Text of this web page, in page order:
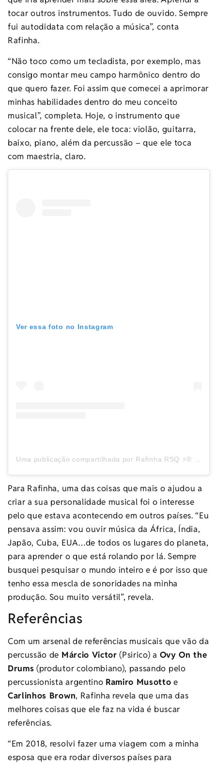
tocar outros instrumentos. Tudo de ouvido. Sempre
fui autodidata com relação a música”, conta
Rafinha.
“Não toco como um tecladista, por exemplo, mas
consigo montar meu campo harmônico dentro do
que quero fazer. Foi assim que comecei a aprimorar
minhas habilidades dentro do meu conceito
musical”, completa. Hoje, o instrumento que
colocar na frente dele, ele toca: violão, guitarra,
baixo, piano, além da percussão – que ele toca
com maestria, claro.
Ver essa foto no Instagram
Para Rafinha, uma das coisas que mais o ajudou a
criar a sua personalidade musical foi o interesse
pelo que estava acontecendo em outros países. “Eu
pensava assim: vou ouvir música da África, Índia,
Japão, Cuba, EUA…de todos os lugares do planeta,
para aprender o que está rolando por lá. Sempre
busquei pesquisar o mundo inteiro e é por isso que
tenho essa mescla de sonoridades na minha
produção. Sou muito versátil”, revela.
Referências
Com um arsenal de referências musicais que vão da
percussão de Márcio Victor (Psirico) a Ovy On the
Drums (produtor colombiano), passando pelo
percussionista argentino Ramiro Musotto e
Carlinhos Brown, Rafinha revela que uma das
melhores coisas que ele faz na vida é buscar
referências.
“Em 2018, resolvi fazer uma viagem com a minha
esposa que era rodar diversos países para